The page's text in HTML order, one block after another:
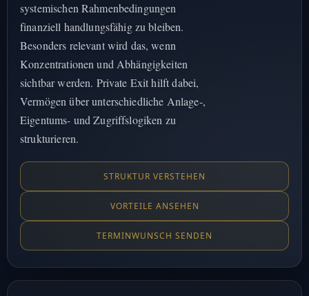
systemischen Rahmenbedingungen
finanziell handlungsfähig zu bleiben.
Besonders relevant wird das, wenn
Konzentrationen und Abhängigkeiten
sichtbar werden. Private Exit hilft dabei,
Vermögen über unterschiedliche Anlage-,
Eigentums- und Zugriffslogiken zu
strukturieren.
STRUKTUR VERSTEHEN
VORTEILE ANSEHEN
TERMINWUNSCH SENDEN